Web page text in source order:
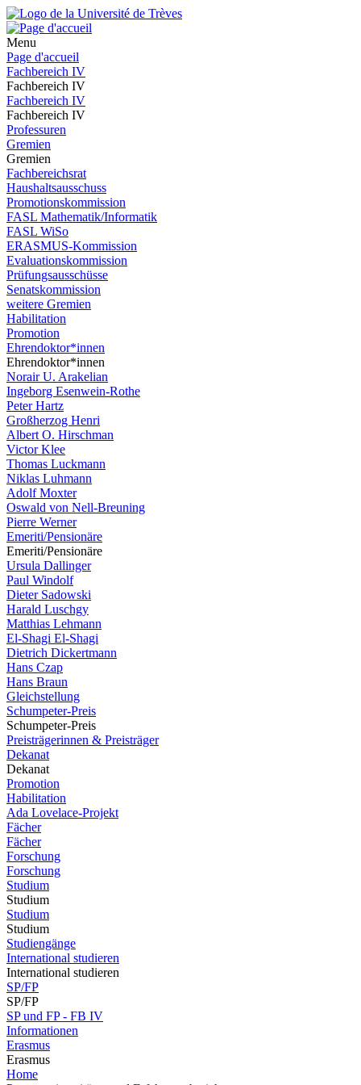
Menu
Page d'accueil
Fachbereich IV
Fachbereich IV
Fachbereich IV
Fachbereich IV
Professuren
Gremien
Gremien
Fachbereichsrat
Haushaltsausschuss
Promotionskommission
FASL Mathematik/Informatik
FASL WiSo
ERASMUS-Kommission
Evaluationskommission
Prüfungsausschüsse
Senatskommission
weitere Gremien
Habilitation
Promotion
Ehrendoktor*innen
Ehrendoktor*innen
Norair U. Arakelian
Ingeborg Esenwein-Rothe
Peter Hartz
Großherzog Henri
Albert O. Hirschman
Victor Klee
Thomas Luckmann
Niklas Luhmann
Adolf Moxter
Oswald von Nell-Breuning
Pierre Werner
Emeriti/Pensionäre
Emeriti/Pensionäre
Ursula Dallinger
Paul Windolf
Dieter Sadowski
Harald Luschgy
Matthias Lehmann
El-Shagi El-Shagi
Dietrich Dickertmann
Hans Czap
Hans Braun
Gleichstellung
Schumpeter-Preis
Schumpeter-Preis
Preisträgerinnen & Preisträger
Dekanat
Dekanat
Promotion
Habilitation
Ada Lovelace-Projekt
Fächer
Fächer
Forschung
Forschung
Studium
Studium
Studium
Studium
Studiengänge
International studieren
International studieren
SP/FP
SP/FP
SP und FP - FB IV
Informationen
Erasmus
Erasmus
Home